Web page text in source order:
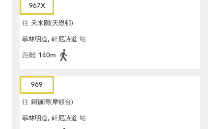
967X
往 天水圍(天恩邨)
菲林明道, 軒尼詩道 站
距離 140m
969
往 銅鑼灣(摩頓台)
菲林明道, 軒尼詩道 站